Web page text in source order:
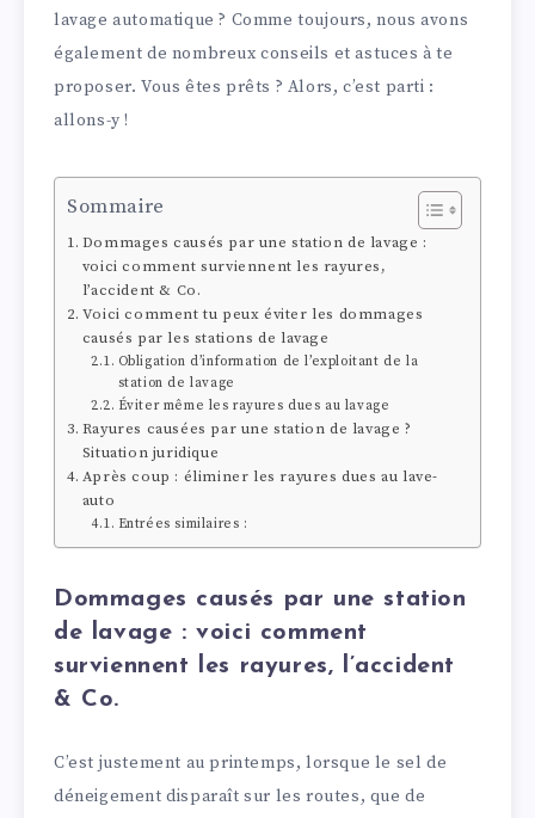
lavage automatique ? Comme toujours, nous avons
également de nombreux conseils et astuces à te
proposer. Vous êtes prêts ? Alors, c’est parti :
allons-y !
Sommaire
Dommages causés par une station de lavage :
voici comment surviennent les rayures,
l’accident & Co.
Voici comment tu peux éviter les dommages
causés par les stations de lavage
Obligation d’information de l’exploitant de la
station de lavage
Éviter même les rayures dues au lavage
Rayures causées par une station de lavage ?
Situation juridique
Après coup : éliminer les rayures dues au lave-
auto
Entrées similaires :
Dommages causés par une station
de lavage : voici comment
surviennent les rayures, l’accident
& Co.
C’est justement au printemps, lorsque le sel de
déneigement disparaît sur les routes, que de